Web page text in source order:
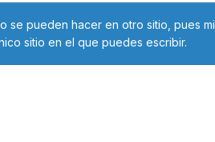
se pueden hacer en otro sitio, pues
sitio en el que puedes escribir.